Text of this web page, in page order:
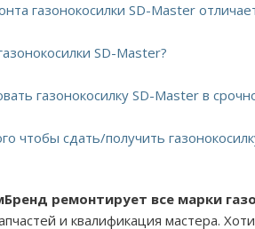
газонокосилки SD-Master
SD-Master?
газонокосилку SD-Master в
чтобы сдать/получить
ремонтирует все марки
и квалификация мастера.